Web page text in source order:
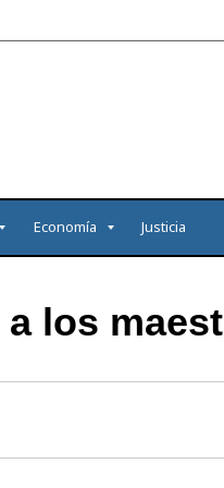
Economía Justicia
los